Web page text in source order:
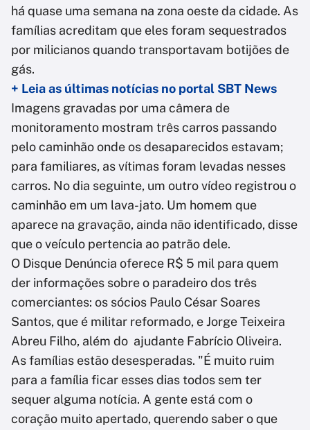
há quase uma semana na zona oeste da cidade. As
famílias acreditam que eles foram sequestrados
por milicianos quando transportavam botijões de
gás.
+ Leia as últimas notícias no portal SBT News
Imagens gravadas por uma câmera de
monitoramento mostram três carros passando
pelo caminhão onde os desaparecidos estavam;
para familiares, as vítimas foram levadas nesses
carros. No dia seguinte, um outro vídeo registrou o
caminhão em um lava-jato. Um homem que
aparece na gravação, ainda não identificado, disse
que o veículo pertencia ao patrão dele.
O Disque Denúncia oferece R$ 5 mil para quem
der informações sobre o paradeiro dos três
comerciantes: os sócios Paulo César Soares
Santos, que é militar reformado, e Jorge Teixeira
Abreu Filho, além do ajudante Fabrício Oliveira.
As famílias estão desesperadas. "É muito ruim
para a família ficar esses dias todos sem ter
sequer alguma notícia. A gente está com o
coração muito apertado, querendo saber o que